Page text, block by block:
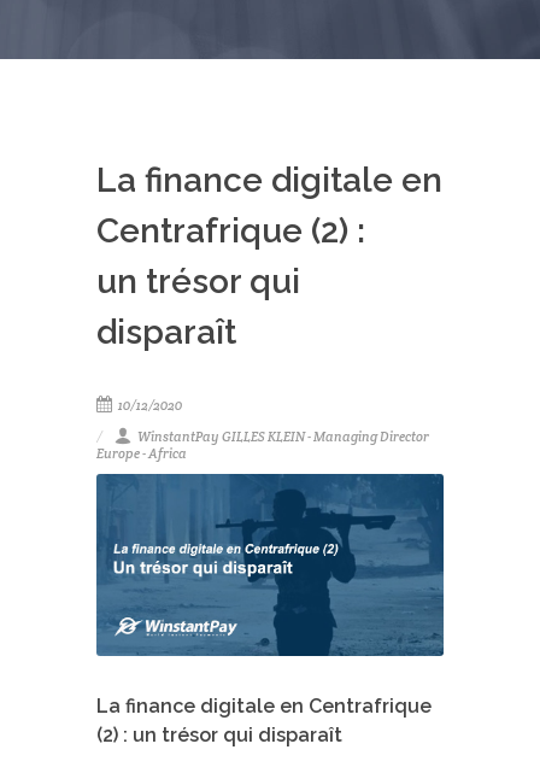
La finance digitale en
Centrafrique (2) :
un trésor qui
disparaît
10/12/2020
WinstantPay GILLES KLEIN - Managing Director
Europe - Africa
La finance digitale en Centrafrique
(2) : un trésor qui disparaît